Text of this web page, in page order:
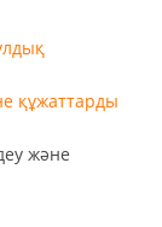
құжаттарды
және